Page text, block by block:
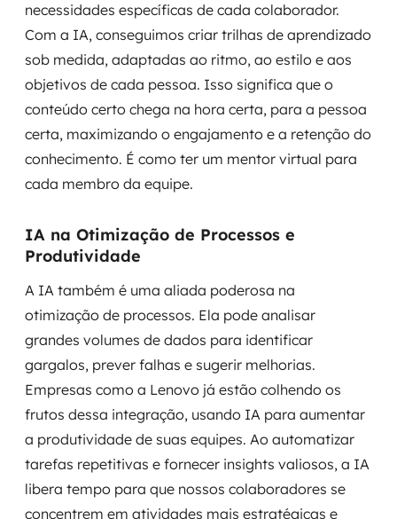
necessidades específicas de cada colaborador.
Com a IA, conseguimos criar trilhas de aprendizado
sob medida, adaptadas ao ritmo, ao estilo e aos
objetivos de cada pessoa. Isso significa que o
conteúdo certo chega na hora certa, para a pessoa
certa, maximizando o engajamento e a retenção do
conhecimento. É como ter um mentor virtual para
cada membro da equipe.
IA na Otimização de Processos e
Produtividade
A IA também é uma aliada poderosa na
otimização de processos. Ela pode analisar
grandes volumes de dados para identificar
gargalos, prever falhas e sugerir melhorias.
Empresas como a Lenovo já estão colhendo os
frutos dessa integração, usando IA para aumentar
a produtividade de suas equipes. Ao automatizar
tarefas repetitivas e fornecer insights valiosos, a IA
libera tempo para que nossos colaboradores se
concentrem em atividades mais estratégicas e